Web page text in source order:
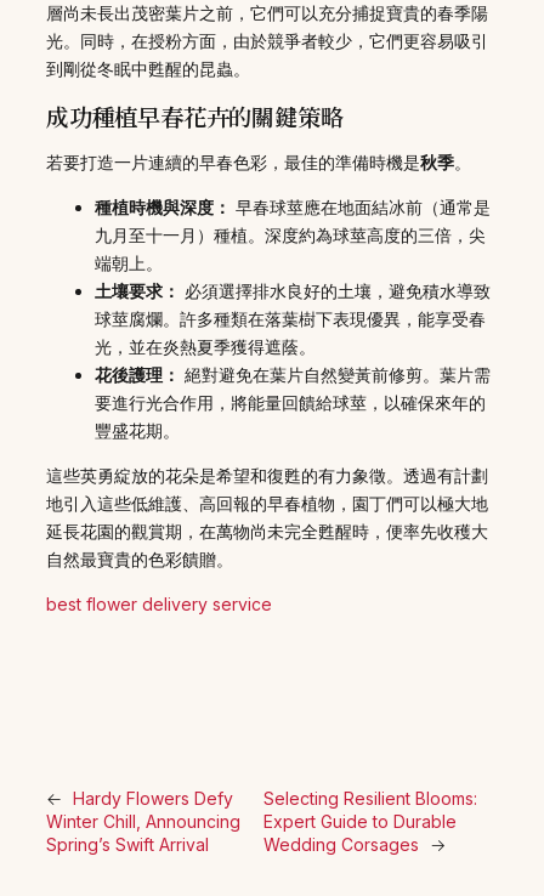
層尚未長出茂密葉片之前，它們可以充分捕捉寶貴的春季陽
光。同時，在授粉方面，由於競爭者較少，它們更容易吸引
到剛從冬眠中甦醒的昆蟲。
成功種植早春花卉的關鍵策略
若要打造一片連續的早春色彩，最佳的準備時機是秋季。
種植時機與深度： 早春球莖應在地面結冰前（通常是
九月至十一月）種植。深度約為球莖高度的三倍，尖
端朝上。
土壤要求： 必須選擇排水良好的土壤，避免積水導致
球莖腐爛。許多種類在落葉樹下表現優異，能享受春
光，並在炎熱夏季獲得遮蔭。
花後護理： 絕對避免在葉片自然變黃前修剪。葉片需
要進行光合作用，將能量回饋給球莖，以確保來年的
豐盛花期。
這些英勇綻放的花朵是希望和復甦的有力象徵。透過有計劃
地引入這些低維護、高回報的早春植物，園丁們可以極大地
延長花園的觀賞期，在萬物尚未完全甦醒時，便率先收穫大
自然最寶貴的色彩饋贈。
best flower delivery service
← Hardy Flowers Defy
Winter Chill, Announcing
Spring’s Swift Arrival
Selecting Resilient Blooms:
Expert Guide to Durable
Wedding Corsages
→